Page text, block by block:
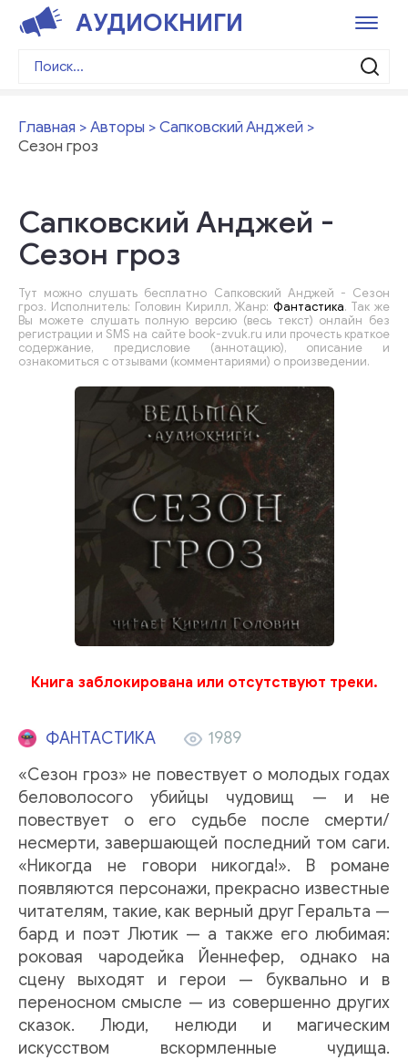
АУДИОКНИГИ
Главная Авторы
Сапковский Анджей
Сезон гроз
Сапковский Анджей -
Сезон гроз
Тут можно слушать бесплатно Сапковский Анджей - Сезон
гроз. Исполнитель: Головин Кирилл, Жанр:Фантастика. Так же
Вы можете слушать полную версию (весь текст) онлайн без
регистрации и SMS на сайте book-zvuk.ru или прочесть краткое
содержание, предисловие (аннотацию), описание и
ознакомиться с отзывами (комментариями) о произведении.
Книга заблокирована или отсутствуют треки.
ФАНТАСТИКА
1989
«Сезон гроз» не повествует о молодых годах
беловолосого убийцы чудовищ — и не
повествует о его судьбе после смерти/
несмерти, завершающей последний том саги.
«Никогда не говори никогда!». В романе
появляются персонажи, прекрасно известные
читателям, такие, как верный друг Геральта —
бард и поэт Лютик — а также его любимая:
роковая чародейка Йеннефер, однако на
сцену выходят и герои — буквально и в
переносном смысле — из совершенно других
сказок. Люди, нелюди и магическим
искусством вскормленные чудища.